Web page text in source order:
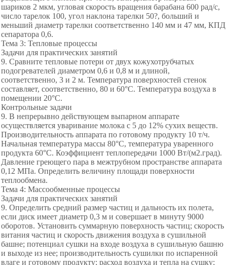
шариков 2 мкм, угловая скорость вращения барабана 600 рад/с,
число тарелок 100, угол наклона тарелки 50?, больший и
меньший диаметр тарелки соответственно 140 мм и 47 мм, КПД
сепаратора 0,6.
Тема 3: Тепловые процессы
Задачи для практических занятий
9. Сравните тепловые потери от двух кожухотрубчатых
подогревателей диаметром 0,6 и 0,8 м и длиной,
соответственно, 3 и 2 м. Температура поверхностей стенок
составляет, соответственно, 80 и 60°С. Температура воздуха в
помещении 20°С.
Контрольные задачи
9. В непрерывно действующем выпарном аппарате
осуществляется уваривание молока с 5 до 12% сухих веществ.
Производительность аппарата по готовому продукту 10 т/ч.
Начальная температура массы 80°С, температура уваренного
продукта 60°С. Коэффициент теплопередачи 1000 Вт/(м2.град).
Давление греющего пара в межтрубном пространстве аппарата
0,12 МПа. Определить величину площади поверхности
теплообмена.
Тема 4: Массообменные процессы
Задачи для практических занятий
9. Определить средний размер частиц и дальность их полета,
если диск имеет диаметр 0,3 м и совершает в минуту 9000
оборотов. Установить суммарную поверхность частиц; скорость
витания частиц и скорость движения воздуха в сушильной
башне; потенциал сушки на входе воздуха в сушильную башню
и выходе из нее; производительность сушилки по испаренной
влаге и готовому продукту; расход воздуха и тепла на сушку;